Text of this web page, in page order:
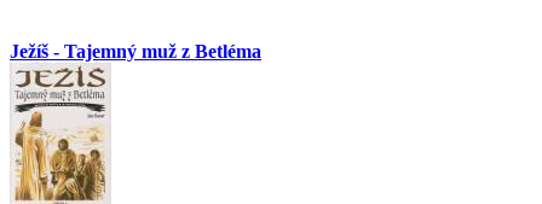
Ježíš - Tajemný muž z Betléma